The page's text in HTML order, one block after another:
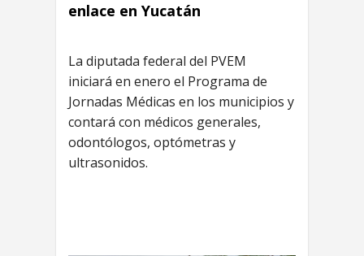
enlace en Yucatán
La diputada federal del PVEM
iniciará en enero el Programa de
Jornadas Médicas en los municipios y
contará con médicos generales,
odontólogos, optómetras y
ultrasonidos.